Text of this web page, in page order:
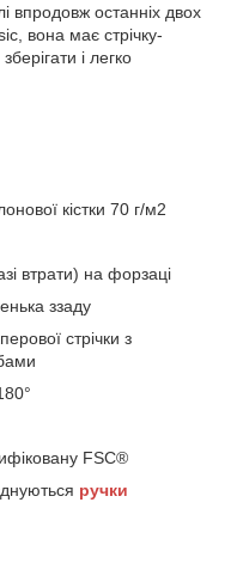
впродовж останніх двох
вона має стрічку-
і легко
кістки 70 г/м2
втрати) на форзаці
ззаду
стрічки з
FSC®
ручки